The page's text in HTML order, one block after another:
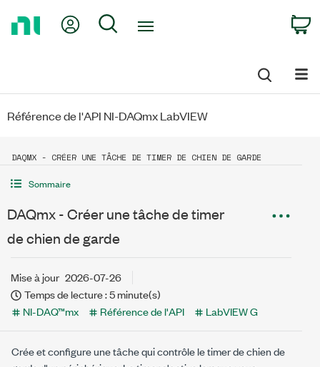
My Account
Search
Référence de l'API NI-DAQmx LabVIEW
DAQMX - CRÉER UNE TÂCHE DE TIMER DE CHIEN DE GARDE
Sommaire
DAQmx - Créer une tâche de timer
de chien de garde
Mise à jour 2026-07-26
Temps de lecture : 5 minute(s)
NI-DAQ™mx
Référence de l'API LabVIEW G
Crée et configure une tâche qui contrôle le timer de chien de